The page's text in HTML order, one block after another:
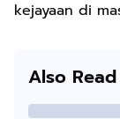
kejayaan di
Also Read